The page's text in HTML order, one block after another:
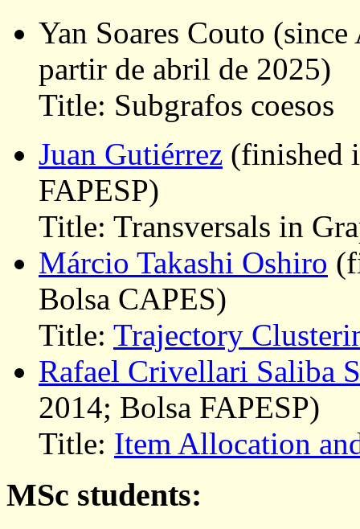
Yan Soares Couto
partir de abril de 2025)
Title: Subgrafos coesos
Juan Gutiérrez (finished
FAPESP)
Title: Transversals in
Márcio Takashi Oshiro
Bolsa CAPES)
Title: Trajectory
Rafael Crivellari Saliba
2014; Bolsa FAPESP)
Title: Item Allocation
MSc students: